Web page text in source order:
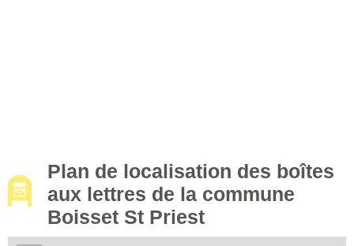
Plan de localisation des boîtes
aux lettres de la commune
Boisset St Priest